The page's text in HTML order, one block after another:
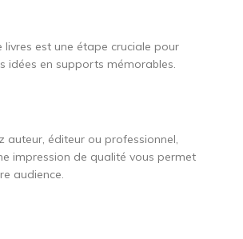
livres est une étape cruciale pour
idées en supports mémorables.
auteur, éditeur ou professionnel,
impression de qualité vous permet
audience.